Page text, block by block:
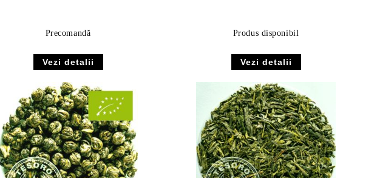
Precomandă
Vezi detalii
Produs disponibil
Vezi detalii